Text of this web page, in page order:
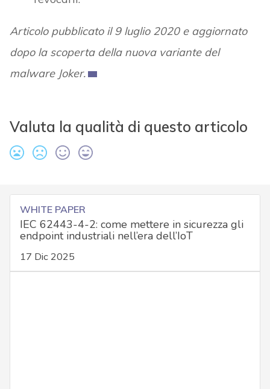
Articolo pubblicato il 9 luglio 2020 e aggiornato
dopo la scoperta della nuova variante del
malware Joker.
Valuta la qualità di questo articolo
WHITE PAPER
IEC 62443-4-2: come mettere in sicurezza gli
endpoint industriali nell’era dell’IoT
17 Dic 2025